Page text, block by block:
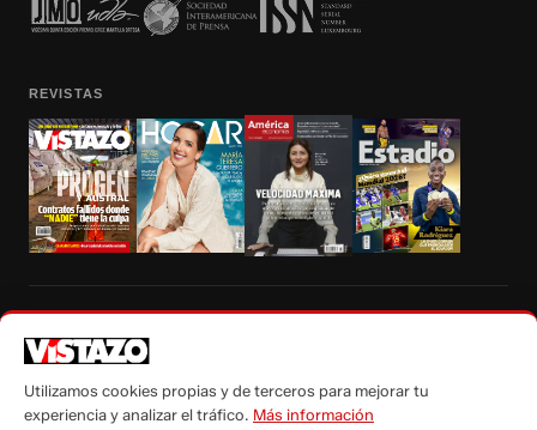
REVISTAS
autorización escrita de su titular, de todos los contenidos de Vistazo.com.
Utilizamos cookies propias y de terceros para mejorar tu
experiencia y analizar el tráfico. Más información